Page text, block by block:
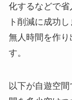
化するなどで
ト削減に成功
無人時間を作り
す。
以下が自遊空